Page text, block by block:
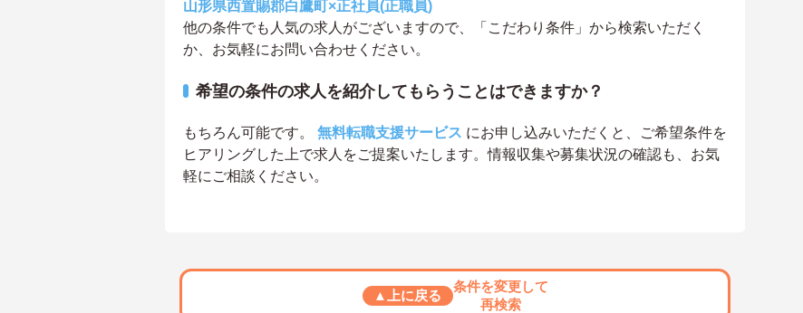
山形県西置賜郡白鷹町×正社員(正職員)
他の条件でも人気の求人がございますので、「こだわり条件」から検索いただく
か、お気軽にお問い合わせください。
希望の条件の求人を紹介してもらうことはできますか？
もちろん可能です。 無料転職支援サービス にお申し込みいただくと、ご希望条件を
ヒアリングした上で求人をご提案いたします。情報収集や募集状況の確認も、お気
軽にご相談ください。
▲上に戻る
条件を変更して
再検索